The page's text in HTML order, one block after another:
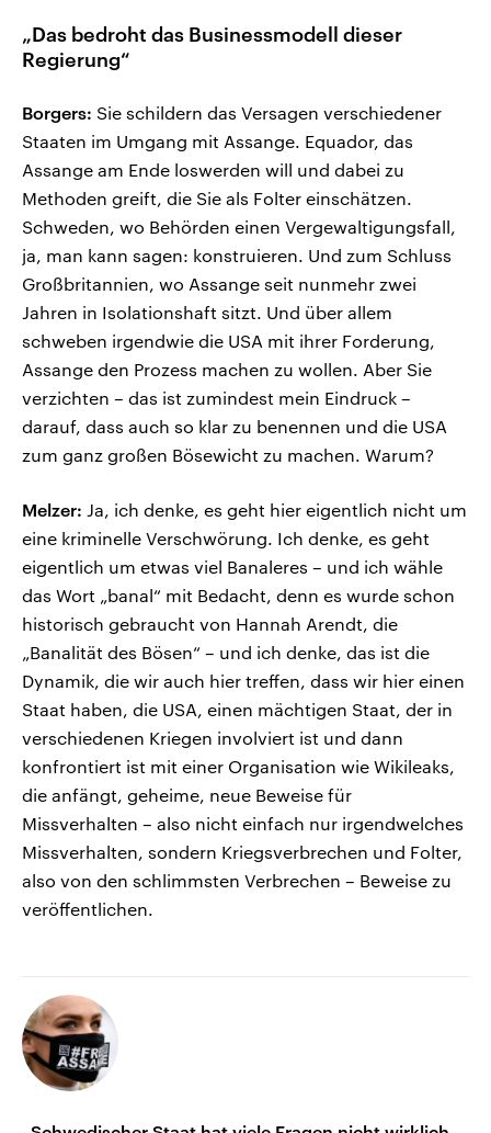
„Das bedroht das Businessmodell dieser
Regierung“
Borgers: Sie schildern das Versagen verschiedener
Staaten im Umgang mit Assange. Equador, das
Assange am Ende loswerden will und dabei zu
Methoden greift, die Sie als Folter einschätzen.
Schweden, wo Behörden einen Vergewaltigungsfall,
ja, man kann sagen: konstruieren. Und zum Schluss
Großbritannien, wo Assange seit nunmehr zwei
Jahren in Isolationshaft sitzt. Und über allem
schweben irgendwie die USA mit ihrer Forderung,
Assange den Prozess machen zu wollen. Aber Sie
verzichten – das ist zumindest mein Eindruck –
darauf, dass auch so klar zu benennen und die USA
zum ganz großen Bösewicht zu machen. Warum?
Melzer: Ja, ich denke, es geht hier eigentlich nicht um
eine kriminelle Verschwörung. Ich denke, es geht
eigentlich um etwas viel Banaleres – und ich wähle
das Wort „banal“ mit Bedacht, denn es wurde schon
historisch gebraucht von Hannah Arendt, die
„Banalität des Bösen“ – und ich denke, das ist die
Dynamik, die wir auch hier treffen, dass wir hier einen
Staat haben, die USA, einen mächtigen Staat, der in
verschiedenen Kriegen involviert ist und dann
konfrontiert ist mit einer Organisation wie Wikileaks,
die anfängt, geheime, neue Beweise für
Missverhalten – also nicht einfach nur irgendwelches
Missverhalten, sondern Kriegsverbrechen und Folter,
also von den schlimmsten Verbrechen – Beweise zu
veröffentlichen.